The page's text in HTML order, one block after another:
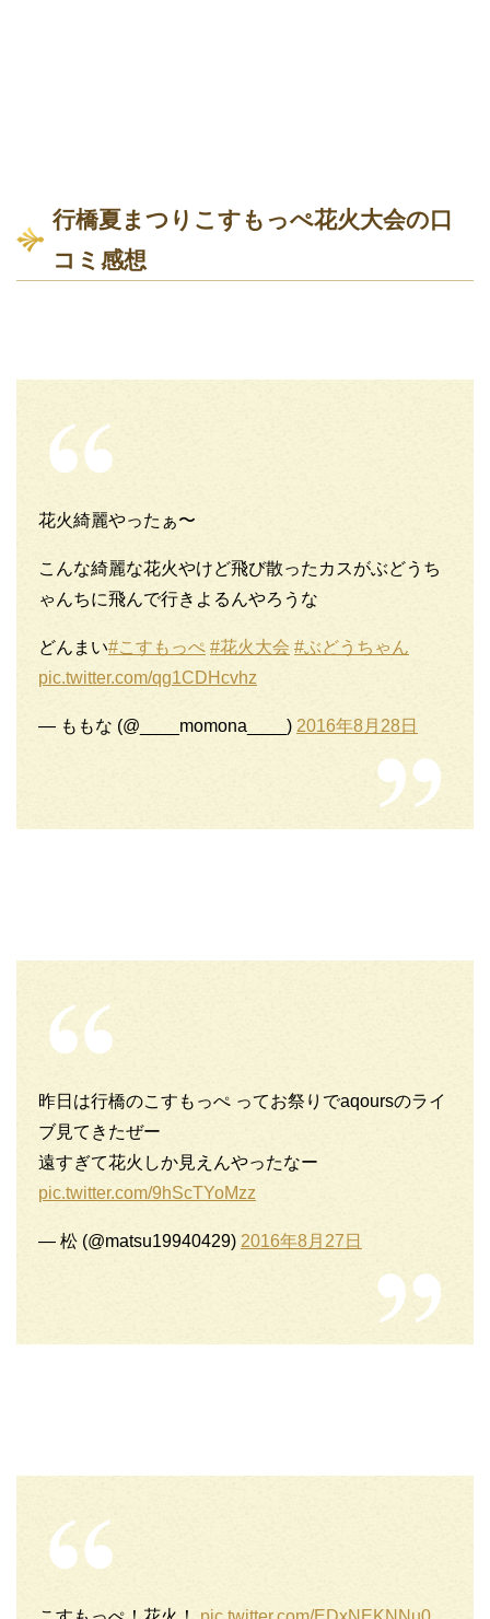
行橋夏まつりこすもっぺ花火大会の口
コミ感想
花火綺麗やったぁ〜
こんな綺麗な花火やけど飛び散ったカスがぶどうち
ゃんちに飛んで行きよるんやろうな
どんまい#こすもっぺ #花火大会 #ぶどうちゃん
pic.twitter.com/qg1CDHcvhz
— ももな (@____momona____) 2016年8月28日
昨日は行橋のこすもっぺ ってお祭りでaqoursのライ
ブ見てきたぜー
遠すぎて花火しか見えんやったなー
pic.twitter.com/9hScTYoMzz
— 松 (@matsu19940429) 2016年8月27日